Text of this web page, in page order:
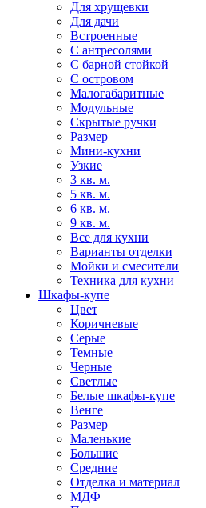
Для хрущевки
Для дачи
Встроенные
С антресолями
С барной стойкой
С островом
Малогабаритные
Модульные
Скрытые ручки
Размер
Мини-кухни
Узкие
3 кв. м.
5 кв. м.
6 кв. м.
9 кв. м.
Все для кухни
Варианты отделки
Мойки и смесители
Техника для кухни
Шкафы-купе
Цвет
Коричневые
Серые
Темные
Черные
Светлые
Белые шкафы-купе
Венге
Размер
Маленькие
Большие
Средние
Отделка и материал
МДФ